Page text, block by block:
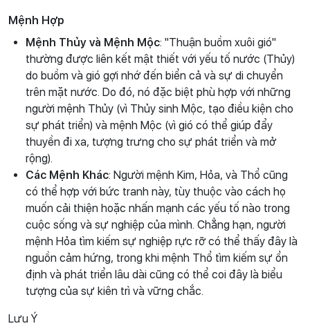
Mệnh Hợp
Mệnh Thủy và Mệnh Mộc: "Thuận buồm xuôi gió"
thường được liên kết mật thiết với yếu tố nước (Thủy)
do buồm và gió gợi nhớ đến biển cả và sự di chuyển
trên mặt nước. Do đó, nó đặc biệt phù hợp với những
người mệnh Thủy (vì Thủy sinh Mộc, tạo điều kiện cho
sự phát triển) và mệnh Mộc (vì gió có thể giúp đẩy
thuyền đi xa, tượng trưng cho sự phát triển và mở
rộng).
Các Mệnh Khác: Người mệnh Kim, Hỏa, và Thổ cũng
có thể hợp với bức tranh này, tùy thuộc vào cách họ
muốn cải thiện hoặc nhấn mạnh các yếu tố nào trong
cuộc sống và sự nghiệp của mình. Chẳng hạn, người
mệnh Hỏa tìm kiếm sự nghiệp rực rỡ có thể thấy đây là
nguồn cảm hứng, trong khi mệnh Thổ tìm kiếm sự ổn
định và phát triển lâu dài cũng có thể coi đây là biểu
tượng của sự kiên trì và vững chắc.
Lưu Ý